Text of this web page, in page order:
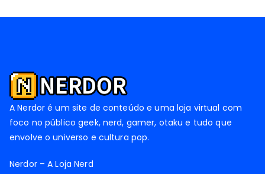
A Nerdor é um site de conteúdo e uma loja virtual com
foco no público geek, nerd, gamer, otaku e tudo que
envolve o universo e cultura pop.
Nerdor – A Loja Nerd